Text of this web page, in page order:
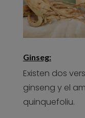
Ginseg:
Existen dos
ginseng y el
quinquefoliu.